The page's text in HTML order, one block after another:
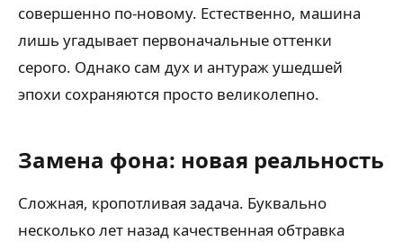
совершенно по-новому. Естественно, машина
лишь угадывает первоначальные оттенки
серого. Однако сам дух и антураж ушедшей
эпохи сохраняются просто великолепно.
Замена фона: новая реальность
Сложная, кропотливая задача. Буквально
несколько лет назад качественная обтравка